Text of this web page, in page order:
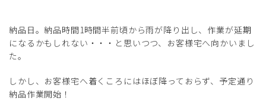
納品日。納品時間1時間半前頃から雨が降り出し、作業が延期
になるかもしれない・・・と思いつつ、お客様宅へ向かいまし
た。
しかし、お客様宅へ着くころにはほぼ降っておらず、予定通り
納品作業開始！